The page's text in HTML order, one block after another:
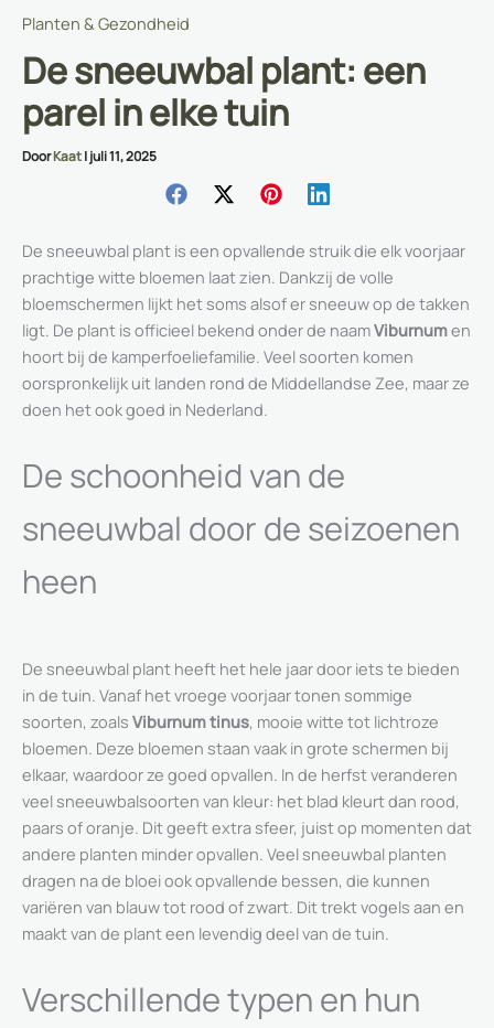
Planten & Gezondheid
De sneeuwbal plant: een
parel in elke tuin
DoorKaat|juli 11, 2025
De sneeuwbal plant is een opvallende struik die elk voorjaar
prachtige witte bloemen laat zien. Dankzij de volle
bloemschermen lijkt het soms alsof er sneeuw op de takken
ligt. De plant is officieel bekend onder de naamViburnumen
hoort bij de kamperfoeliefamilie. Veel soorten komen
oorspronkelijk uit landen rond de Middellandse Zee, maar ze
doen het ook goed in Nederland.
De schoonheid van de
sneeuwbal door de seizoenen
heen
De sneeuwbal plant heeft het hele jaar door iets te bieden
in de tuin. Vanaf het vroege voorjaar tonen sommige
soorten, zoals Viburnum tinus, mooie witte tot lichtroze
bloemen. Deze bloemen staan vaak in grote schermen bij
elkaar, waardoor ze goed opvallen. In de herfst veranderen
veel sneeuwbalsoorten van kleur: het blad kleurt dan rood,
paars of oranje. Dit geeft extra sfeer, juist op momenten dat
andere planten minder opvallen. Veel sneeuwbal planten
dragen na de bloei ook opvallende bessen, die kunnen
variëren van blauw tot rood of zwart. Dit trekt vogels aan en
maakt van de plant een levendig deel van de tuin.
Verschillende typen en hun